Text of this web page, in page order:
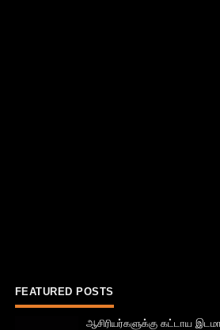
FEATURED POSTS
ஆசிரியர்களுக்கு கட்டாய